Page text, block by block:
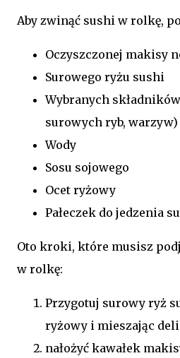
Aby zwinąć sushi w rolkę,
Oczyszczonej makisy
Surowego ryżu sushi
Wybranych
surowych ryb, warzyw)
Wody
Sosu sojowego
Ocet ryżowy
Pałeczek do jedzenia
Oto kroki, które musisz
w rolkę:
Przygotuj surowy ryż
ryżowy i mieszając
nałożyć kawałek